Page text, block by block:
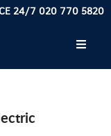
24/7 020 770 5820